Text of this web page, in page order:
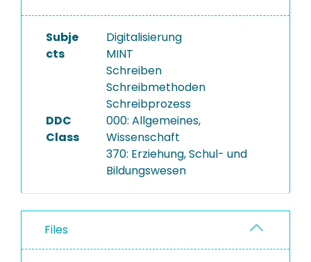
Subje
cts
Digitalisierung
MINT
Schreiben
Schreibmethoden
Schreibprozess
DDC
Class
000: Allgemeines,
Wissenschaft
370: Erziehung, Schul- und
Bildungswesen
Files